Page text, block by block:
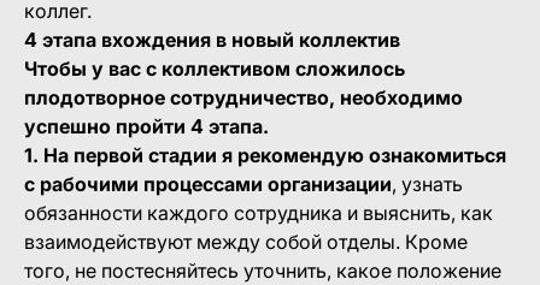
коллег.
4 этапа вхождения в новый коллектив
Чтобы у вас с коллективом сложилось
плодотворное сотрудничество, необходимо
успешно пройти 4 этапа.
1. На первой стадии я рекомендую ознакомиться
с рабочими процессами организации, узнать
обязанности каждого сотрудника и выяснить, как
взаимодействуют между собой отделы. Кроме
того, не постесняйтесь уточнить, какое положение